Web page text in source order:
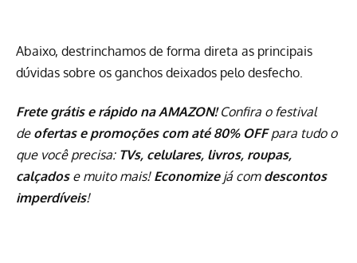
Abaixo, destrinchamos de forma direta as principais
dúvidas sobre os ganchos deixados pelo desfecho.
Frete grátis e rápido na AMAZON!Confira o festival
de ofertas e promoções com até 80% OFFpara tudo o
que você precisa: TVs, celulares, livros, roupas,
calçadose muito mais! Economizejá com descontos
imperdíveis!